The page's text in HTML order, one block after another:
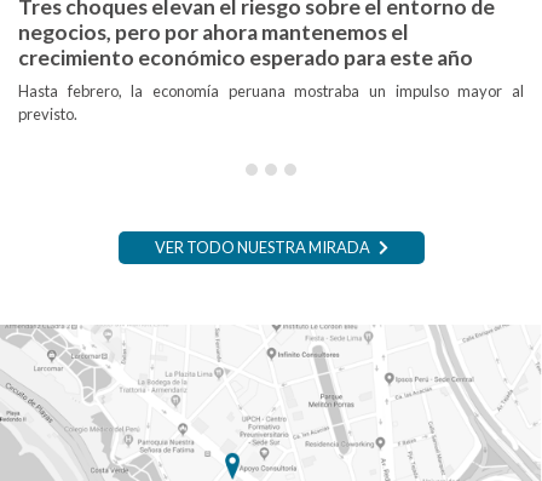
Tres choques elevan el riesgo sobre el entorno de
negocios, pero por ahora mantenemos el
crecimiento económico esperado para este año
Hasta febrero, la economía peruana mostraba un impulso mayor al
previsto.
VER TODO NUESTRA MIRADA